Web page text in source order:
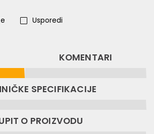
Usporedi
KOMENTARI
SPECIFIKACIJE
O PROIZVODU